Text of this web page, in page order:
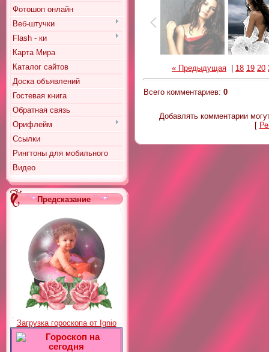
Фотошоп онлайн
Веб-штучки
Flash - ки
Карта Мира
Каталог сайтов
Доска объявлений
Гостевая книга
Обратная связь
Орифлейм
Ссылки
Рингтоны для мобильного
Видео
Предсказание
Загрузка гороскопа от Ignio
Гороскоп на
сегодня
« Предыдущая 18 19 20
Всего комментариев: 0
Добавлять комментарии
[